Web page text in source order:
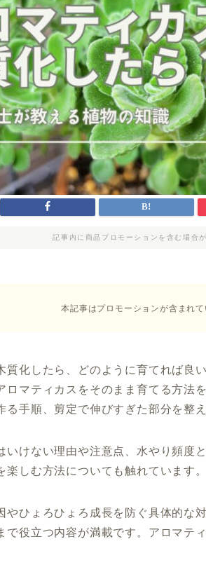
記事内に商品プロモーションを含む場合
本記事はプロモーションが含まれて
質化したら、どのように育てれば良
ロマティカスをそのまま育てる方法
る手順、剪定で伸びすぎた部分を整
いけない理由や注意点、水やり頻度
楽しむ方法についても触れています。
やひょろひょろ成長を防ぐ具体的な
で役立つ内容が満載です。アロマテ